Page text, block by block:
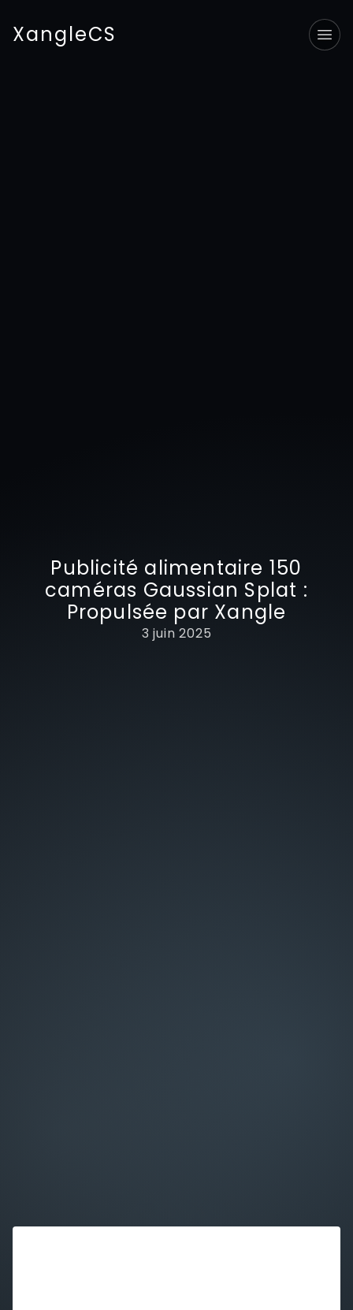
XangleCS
Publicité alimentaire 150
caméras Gaussian Splat :
Propulsée par Xangle
3 juin 2025